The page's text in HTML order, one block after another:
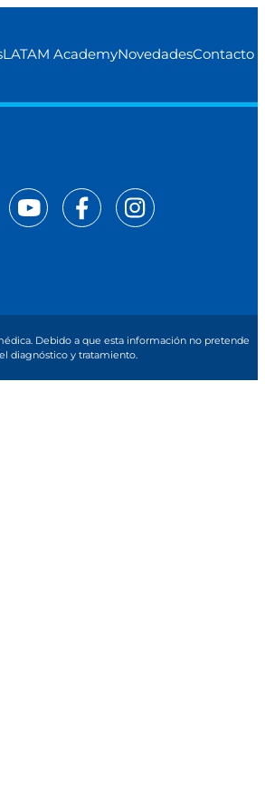
LATAM AcademyNovedadesContacto
Debido a que esta información no pretende
diagnóstico y tratamiento.